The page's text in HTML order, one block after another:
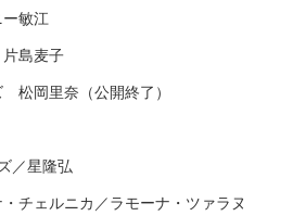
敏江
島麦子
松岡里奈（公開終了）
／星隆弘
チェルニカ／ラモーナ・ツァラヌ